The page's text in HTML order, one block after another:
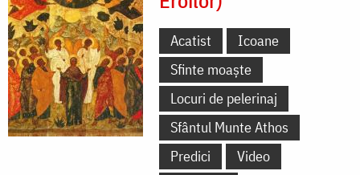
Acatist
Icoane
Sfinte moaște
Locuri de pelerinaj
Sfântul Munte Athos
Predici
Video